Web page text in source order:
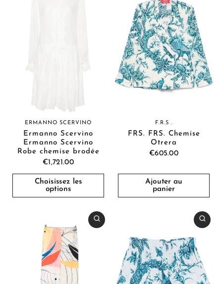
ERMANNO SCERVINO
Ermanno Scervino
Ermanno Scervino
Robe chemise brodée
€1,721.00
Choisissez les
options
F.R.S .
FRS. FRS. Chemise
Otrera
€605.00
Ajouter au
panier